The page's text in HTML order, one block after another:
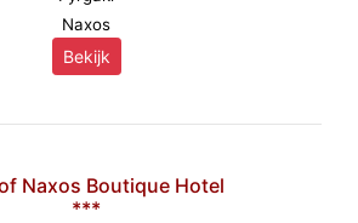
Naxos
Bekijk
Naxos Boutique Hotel
***